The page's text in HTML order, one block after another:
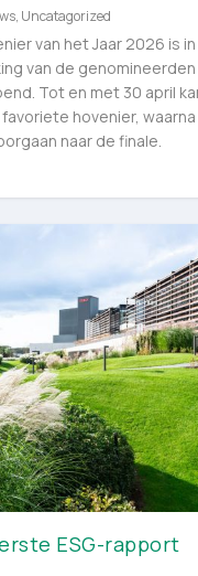
, Uncatagorized
van het Jaar 2026 is
van de
Tot en met 30 april
hovenier,
naar de finale.
ESG-rapport